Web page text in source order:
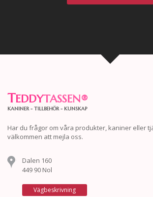
TEDDYTASSEN®
KANINER - TILLBEHÖR - KUNSKAP
Har du frågor om våra produkter, kaniner eller
välkommen att mejla oss.
Dalen 160
449 90 Nol
Vägbeskrivning